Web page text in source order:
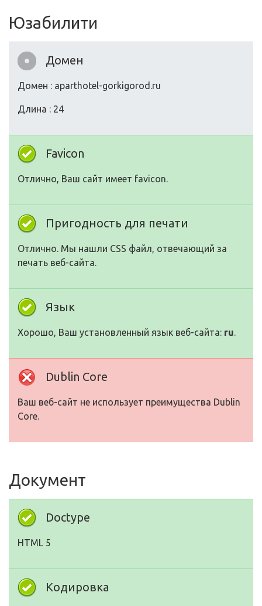
Юзабилити
Домен
Домен : aparthotel-gorkigorod.ru
Длина : 24
Favicon
Отлично, Ваш сайт имеет favicon.
Пригодность для печати
Отлично. Мы нашли CSS файл, отвечающий за
печать веб-сайта.
Язык
Хорошо, Ваш установленный язык веб-сайта: ru.
Dublin Core
Ваш веб-сайт не использует преимущества Dublin
Core.
Документ
Doctype
HTML 5
Кодировка